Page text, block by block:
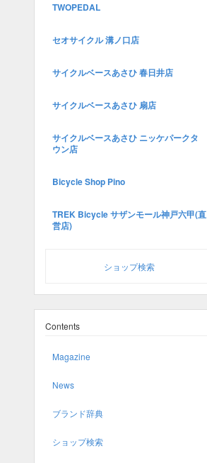
TWOPEDAL
セオサイクル 溝ノ口店
サイクルベースあさひ 春日井店
サイクルベースあさひ 扇店
サイクルベースあさひ ニッケパークタ
ウン店
Bicycle Shop Pino
TREK Bicycle サザンモール神戸六甲(直
営店)
ショップ検索
Contents
Magazine
News
ブランド辞典
ショップ検索